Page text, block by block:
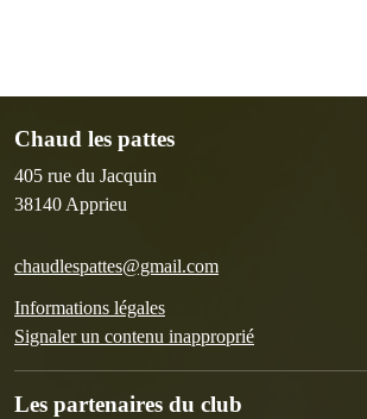
Chaud les pattes
405 rue du Jacquin
38140 Apprieu
chaudlespattes@gmail.com
Informations légales
Signaler un contenu inapproprié
Les partenaires du club